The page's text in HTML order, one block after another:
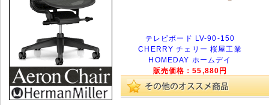
テレビボード LV-90-150
CHERRY チェリー 桜屋工業
HOMEDAY ホームデイ
販売価格：55,880円